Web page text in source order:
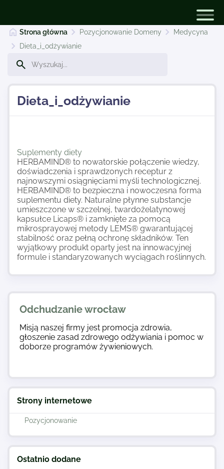
Kontakt
Strona główna Pozycjonowanie Domeny
Medycyna
Dieta_i_odżywianie
Strony internetowe
Pozycjonowanie
Ostatnio dodane
Dieta_i_odżywianie
Suplementy diety
HERBAMIND® to nowatorskie połączenie wiedzy,
doświadczenia i sprawdzonych receptur z
najnowszymi osiągnięciami myśli technologicznej.
HERBAMIND® to bezpieczna i nowoczesna forma
suplementu diety. Naturalne płynne substancje
umieszczone w szczelnej, twardożelatynowej
kapsułce Licaps® i zamknięte za pomocą
mikrosprayowej metody LEMS® gwarantującej
stabilność oraz pełną ochronę składników. Ten
wyjątkowy produkt oparty jest na innowacyjnej
formule i standaryzowanych wyciągach roślinnych.
Odchudzanie wrocław
Misją naszej firmy jest promocja zdrowia,
głoszenie zasad zdrowego odżywiania i pomoc w
doborze programów żywieniowych.